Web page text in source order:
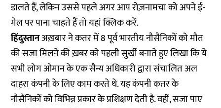
डालते हैं, लेकिन उससे पहले अगर आप रोज़नामचा को अपने ई-
मेल पर पाना चाहते हैं तोयहांक्लिक करें.
हिंदुस्तानअख़बार ने कतर में 8 पूर्व भारतीय नौसैनिकों को मौत
की सजा मिलने की ख़बर को पहली सुर्खी बनाते हुए लिखा कि ये
सभी लोग ओमान के एक सैन्य अधिकारी द्वारा संचालित अल
दाहरा कंपनी के लिए काम करते थे. यह कंपनी कतर के
नौसैनिकों को विभिन्न प्रकार के प्रशिक्षण देती है. वहीं, सजा पाए